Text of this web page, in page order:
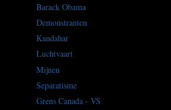
Barack Obama
Demonstranten
Kandahar
Luchtvaart
Mijnen
Separatisme
Grens Canada - VS